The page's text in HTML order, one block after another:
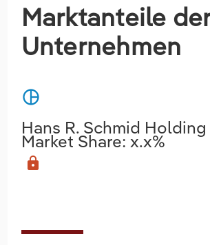
Marktanteile
Unternehmen
pie_chart
Hans R. Schmid Holding
Market Share: x.x%
lock